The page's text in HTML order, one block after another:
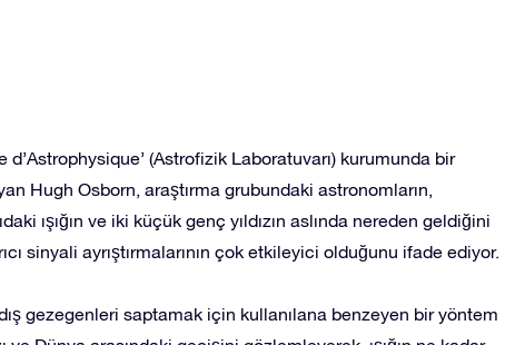
d’Astrophysique’ (Astrofizik Laboratuvarı) kurumunda bir
Hugh Osborn, araştırma grubundaki astronomların,
ışığın ve iki küçük genç yıldızın aslında nereden geldiğini
sinyali ayrıştırmalarının çok etkileyici olduğunu ifade ediyor.
gezegenleri saptamak için kullanılana benzeyen bir yöntem